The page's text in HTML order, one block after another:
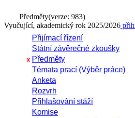
Předměty(verze: 983)
Vyučující, akademický rok 2025/2026
Přijímací řízení
Státní závěrečné zkoušky
x Předměty
Témata prací (Výběr práce)
Anketa
Rozvrh
Přihlašování stáží
Komise